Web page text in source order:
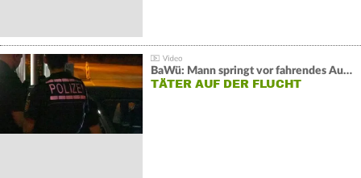
BaWü: Mann springt vor fahrendes Auto und schießt
TÄTER AUF DER FLUCHT